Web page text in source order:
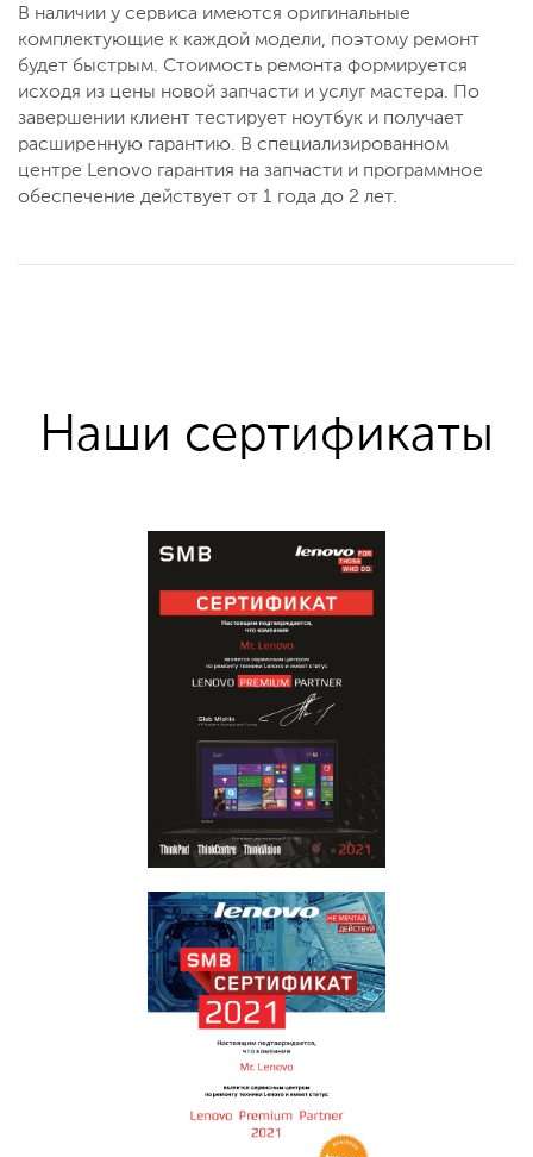
В наличии у сервиса имеются оригинальные
комплектующие к каждой модели, поэтому ремонт
будет быстрым. Стоимость ремонта формируется
исходя из цены новой запчасти и услуг мастера. По
завершении клиент тестирует ноутбук и получает
расширенную гарантию. В специализированном
центре Lenovo гарантия на запчасти и программное
обеспечение действует от 1 года до 2 лет.
Наши сертификаты